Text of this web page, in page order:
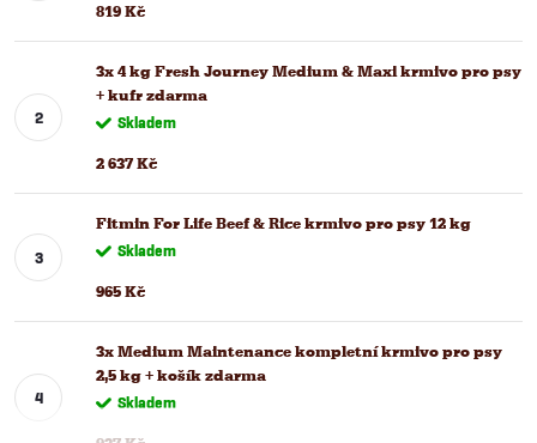
819 Kč
3x 4 kg Fresh Journey Medium & Maxi krmivo pro psy
+ kufr zdarma
Skladem
2 637 Kč
Fitmin For Life Beef & Rice krmivo pro psy 12 kg
Skladem
965 Kč
3x Medium Maintenance kompletní krmivo pro psy
2,5 kg + košík zdarma
Skladem